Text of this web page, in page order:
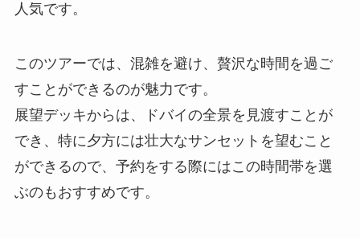
人気です。
このツアーでは、混雑を避け、贅沢な時間を過ご
すことができるのが魅力です。
展望デッキからは、ドバイの全景を見渡すことが
でき、特に夕方には壮大なサンセットを望むこと
ができるので、予約をする際にはこの時間帯を選
ぶのもおすすめです。